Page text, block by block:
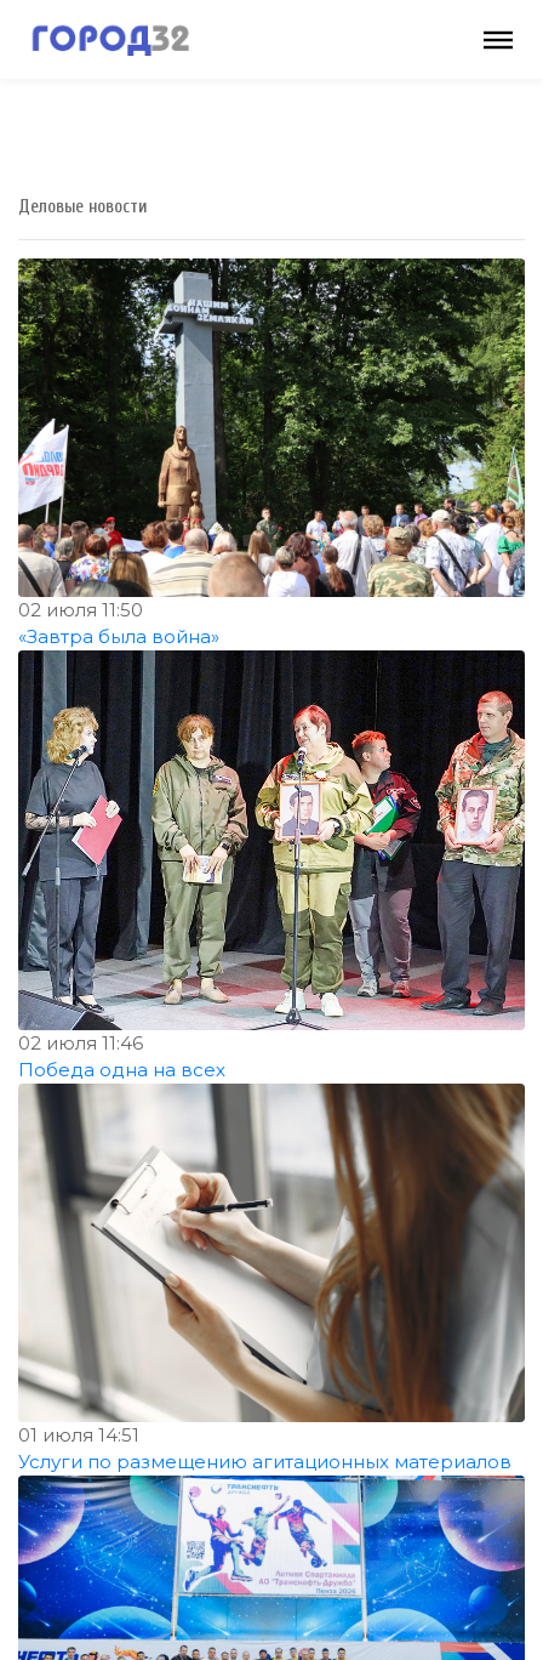
Деловые новости
02 июля 11:50
«Завтра была война»
02 июля 11:46
Победа одна на всех
01 июля 14:51
Услуги по размещению агитационных материалов